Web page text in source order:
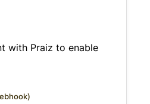
with Praiz to enable